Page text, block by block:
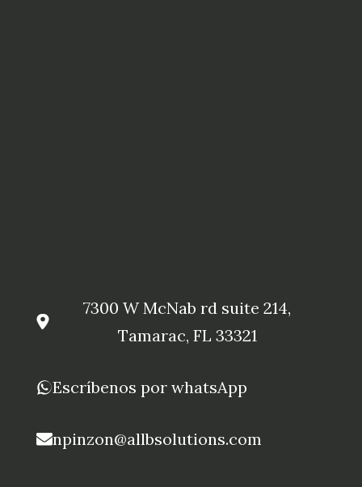
7300 W McNab rd suite 214,
Tamarac, FL 33321
Escríbenos por whatsApp
npinzon@allbsolutions.com